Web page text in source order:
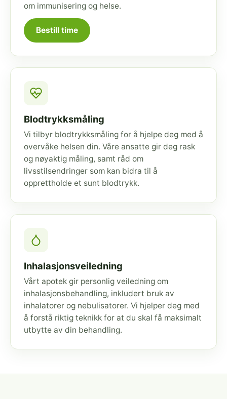
om immunisering og helse.
Bestill time
Blodtrykksmåling
Vi tilbyr blodtrykksmåling for å hjelpe deg med å
overvåke helsen din. Våre ansatte gir deg rask
og nøyaktig måling, samt råd om
livsstilsendringer som kan bidra til å
opprettholde et sunt blodtrykk.
Inhalasjonsveiledning
Vårt apotek gir personlig veiledning om
inhalasjonsbehandling, inkludert bruk av
inhalatorer og nebulisatorer. Vi hjelper deg med
å forstå riktig teknikk for at du skal få maksimalt
utbytte av din behandling.